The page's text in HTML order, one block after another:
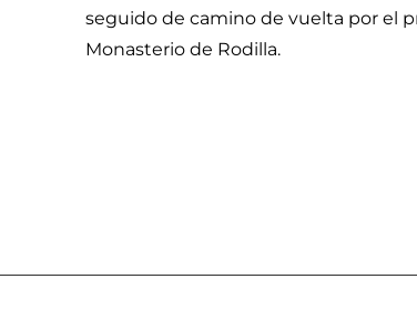
seguido de camino de vuelta por el
Monasterio de Rodilla.